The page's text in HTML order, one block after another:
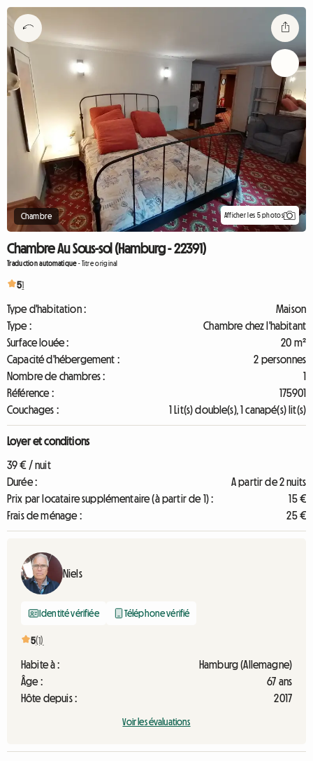
Chambre Afficher les 5 photos
Chambre Au Sous-sol (Hamburg - 22391)
Traduction automatique-Titre original
51
Type d'habitation :
Maison
Type :
Chambre chez l'habitant
Surface louée :
20 m²
Capacité d'hébergement :
2 personnes
Nombre de chambres :
1
Référence :
175901
Couchages :
1 Lit(s) double(s), 1 canapé(s) lit(s)
Loyer et conditions
39 € / nuit
Durée :
A partir de 2 nuits
Prix par locataire supplémentaire (à partir de 1) :
15 €
Frais de ménage :
25 €
Niels
Identité vérifiée Téléphone vérifié
5(1)
Habite à :
Hamburg (Allemagne)
Âge :
67 ans
Hôte depuis :
2017
Voir les évaluations